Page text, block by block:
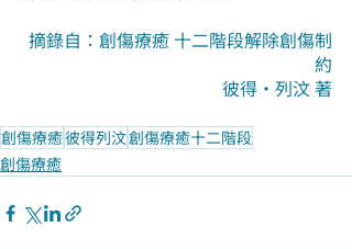
摘錄自：創傷療癒 十二階段解除創傷制
約
彼得·列汶 著
創傷療癒彼得列汶創傷療癒十二階段
創傷療癒